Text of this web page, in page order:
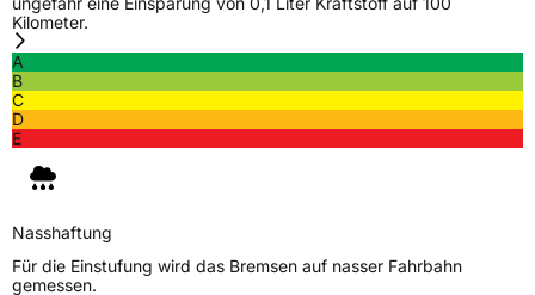
EU Label
EffizienzC
NasshaftungD
Rollgeräusch (dB)68
Kilometer.
A
B
C
D
E
Nasshaftung
Für die Einstufung wird das Bremsen auf nasser Fahrbahn
gemessen.